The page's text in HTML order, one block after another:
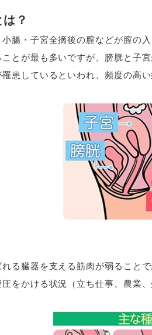
？
腸・子宮全摘後の膣などが膣の
とが最も多いですが、膀胱と子
患しているといわれ、頻度の高い
れる臓器を支える筋肉が弱ること
をかける状況（立ち仕事、農業